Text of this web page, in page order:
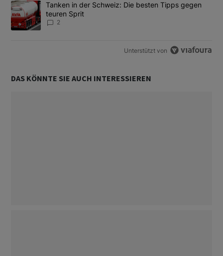
Ein Trendartikel mit dem Titel "Tanken in der Schweiz: Die
Tanken in der Schweiz: Die besten Tipps gegen
teuren Sprit
2
Unterstützt von
DAS KÖNNTE SIE AUCH INTERESSIEREN